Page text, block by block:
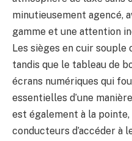
minutieusement agencé,
gamme et une attention
Les sièges en cuir
tandis que le tableau de
écrans numériques qui
essentielles d’une
est également à la
conducteurs d’accéder à